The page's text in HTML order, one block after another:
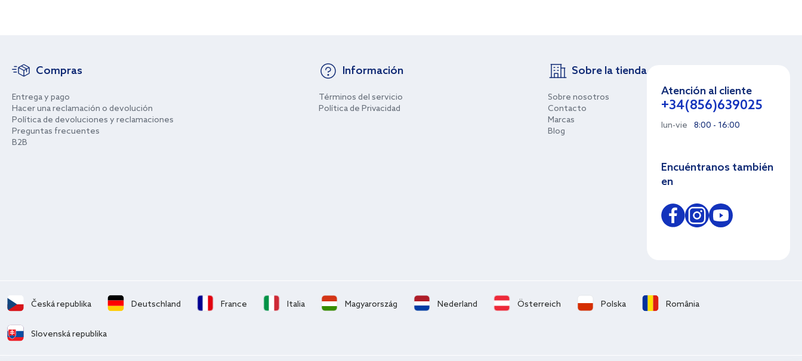
Compras
Entrega y pago
Hacer una reclamación o devolución
Política de devoluciones y reclamaciones
Preguntas frecuentes
B2B
Información
Términos del servicio
Política de Privacidad
Sobre la tienda
Sobre nosotros
Contacto
Marcas
Blog
Atención al cliente
+34(856)639025
lun-vie 8:00 - 16:00
Encuéntranos también
en
Česká republika Deutschland France Italia Magyarország Nederland Österreich Polska România
Slovenská republika